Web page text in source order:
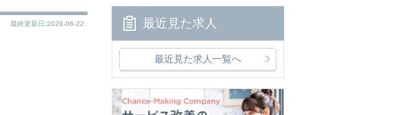
最終更新日:2026-06-22 最近見た求人
最近見た求人一覧へ